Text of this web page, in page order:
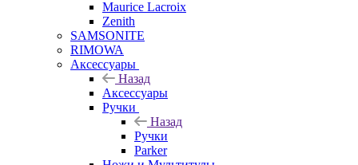
Maurice Lacroix
Zenith
SAMSONITE
RIMOWA
Аксессуары
Назад
Аксессуары
Ручки
Назад
Ручки
Parker